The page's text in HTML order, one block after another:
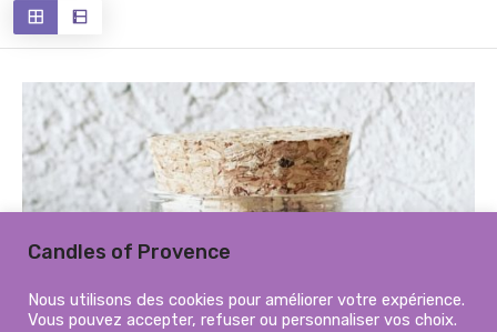
ancien
Candles of Provence
Nous utilisons des cookies pour améliorer votre expérience.
Vous pouvez accepter, refuser ou personnaliser vos choix.